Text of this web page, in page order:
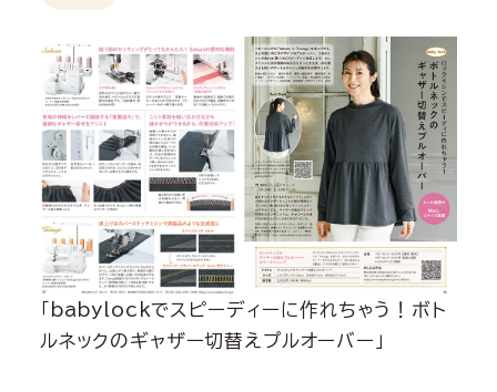
「babylockでスピーディーに作れちゃう！ボト
ルネックのギャザー切替えプルオーバー」